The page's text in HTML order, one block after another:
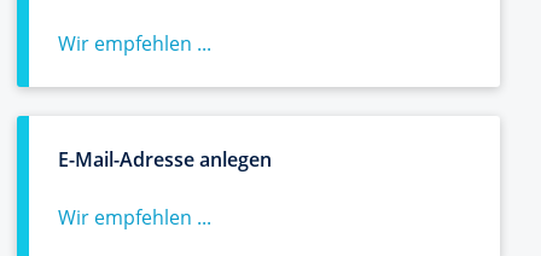
Wir empfehlen ...
E-Mail-Adresse anlegen
Wir empfehlen ...